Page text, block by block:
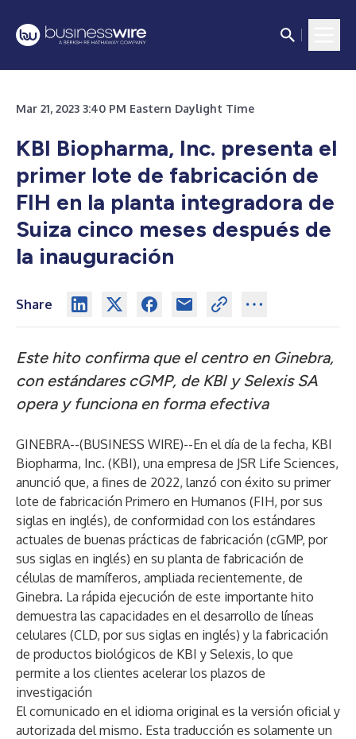
Mar 21, 2023 3:40 PM Eastern Daylight Time
KBI Biopharma, Inc. presenta el
primer lote de fabricación de
FIH en la planta integradora de
Suiza cinco meses después de
la inauguración
Share
Este hito confirma que el centro en Ginebra,
con estándares cGMP, de KBI y Selexis SA
opera y funciona en forma efectiva
GINEBRA--(BUSINESS WIRE)--En el día de la fecha, KBI
Biopharma, Inc. (KBI), una empresa de JSR Life Sciences,
anunció que, a fines de 2022, lanzó con éxito su primer
lote de fabricación Primero en Humanos (FIH, por sus
siglas en inglés), de conformidad con los estándares
actuales de buenas prácticas de fabricación (cGMP, por
sus siglas en inglés) en su planta de fabricación de
células de mamíferos, ampliada recientemente, de
Ginebra. La rápida ejecución de este importante hito
demuestra las capacidades en el desarrollo de líneas
celulares (CLD, por sus siglas en inglés) y la fabricación
de productos biológicos de KBI y Selexis, lo que
permite a los clientes acelerar los plazos de
investigación
El comunicado en el idioma original es la versión oficial y
autorizada del mismo. Esta traducción es solamente un